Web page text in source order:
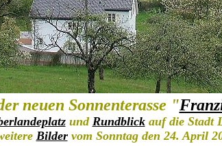
neuen Sonnenterasse "
und Rundblickauf die Stadt
Bildervom Sonntag den 24. April